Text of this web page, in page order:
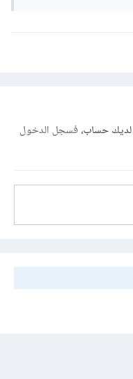
لديك حساب،فسجل الدخول